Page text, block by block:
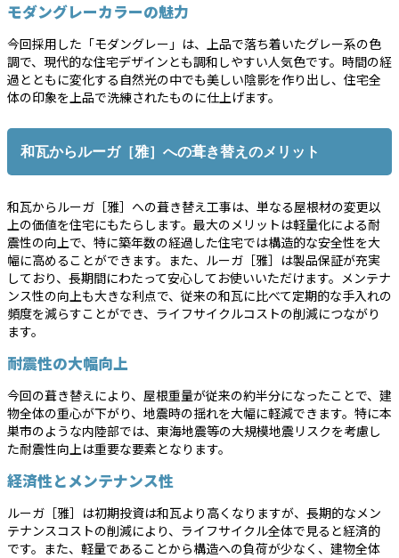
モダングレーカラーの魅力
今回採用した「モダングレー」は、上品で落ち着いたグレー系の色
調で、現代的な住宅デザインとも調和しやすい人気色です。時間の経
過とともに変化する自然光の中でも美しい陰影を作り出し、住宅全
体の印象を上品で洗練されたものに仕上げます。
和瓦からルーガ［雅］への葺き替えのメリット
和瓦からルーガ［雅］への葺き替え工事は、単なる屋根材の変更以
上の価値を住宅にもたらします。最大のメリットは軽量化による耐
震性の向上で、特に築年数の経過した住宅では構造的な安全性を大
幅に高めることができます。また、ルーガ［雅］は製品保証が充実
しており、長期間にわたって安心してお使いいただけます。メンテナ
ンス性の向上も大きな利点で、従来の和瓦に比べて定期的な手入れの
頻度を減らすことができ、ライフサイクルコストの削減につながり
ます。
耐震性の大幅向上
今回の葺き替えにより、屋根重量が従来の約半分になったことで、建
物全体の重心が下がり、地震時の揺れを大幅に軽減できます。特に本
巣市のような内陸部では、東海地震等の大規模地震リスクを考慮し
た耐震性向上は重要な要素となります。
経済性とメンテナンス性
ルーガ［雅］は初期投資は和瓦より高くなりますが、長期的なメン
テナンスコストの削減により、ライフサイクル全体で見ると経済的
です。また、軽量であることから構造への負荷が少なく、建物全体